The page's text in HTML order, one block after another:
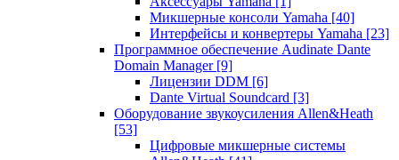
Микшерные консоли Yamaha [40]
Интерфейсы и конвертеры Yamaha [23]
Программное обеспечение Audinate Dante
Domain Manager [9]
Лицензии DDM [6]
Dante Virtual Soundcard [3]
Оборудование звукоусиления Allen&Heath
[53]
Цифровые микшерные системы